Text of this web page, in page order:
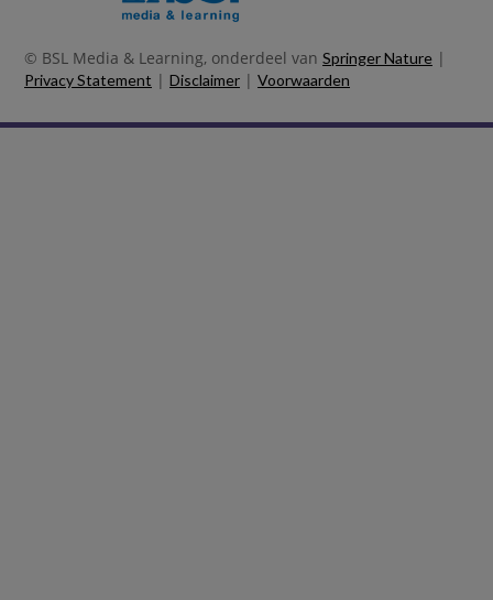
© BSL Media & Learning, onderdeel van Springer Nature |
Privacy Statement | Disclaimer | Voorwaarden